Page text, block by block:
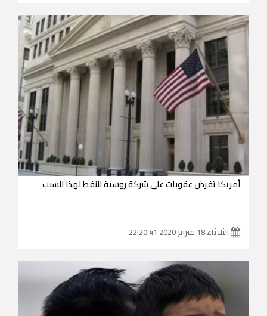
أمريكا تفرض عقوبات على شركة روسية للنفط لهذا السبب
الثلاثاء 18 فبراير 2020 22:20:41